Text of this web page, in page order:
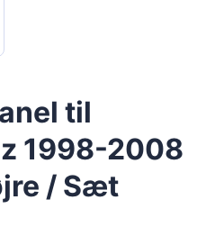
til
1998-2008
/ Sæt